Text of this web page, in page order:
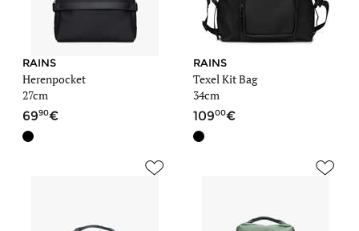
RAINS
Herenpocket
27cm
6990
RAINS
Texel Kit Bag
34cm
10900